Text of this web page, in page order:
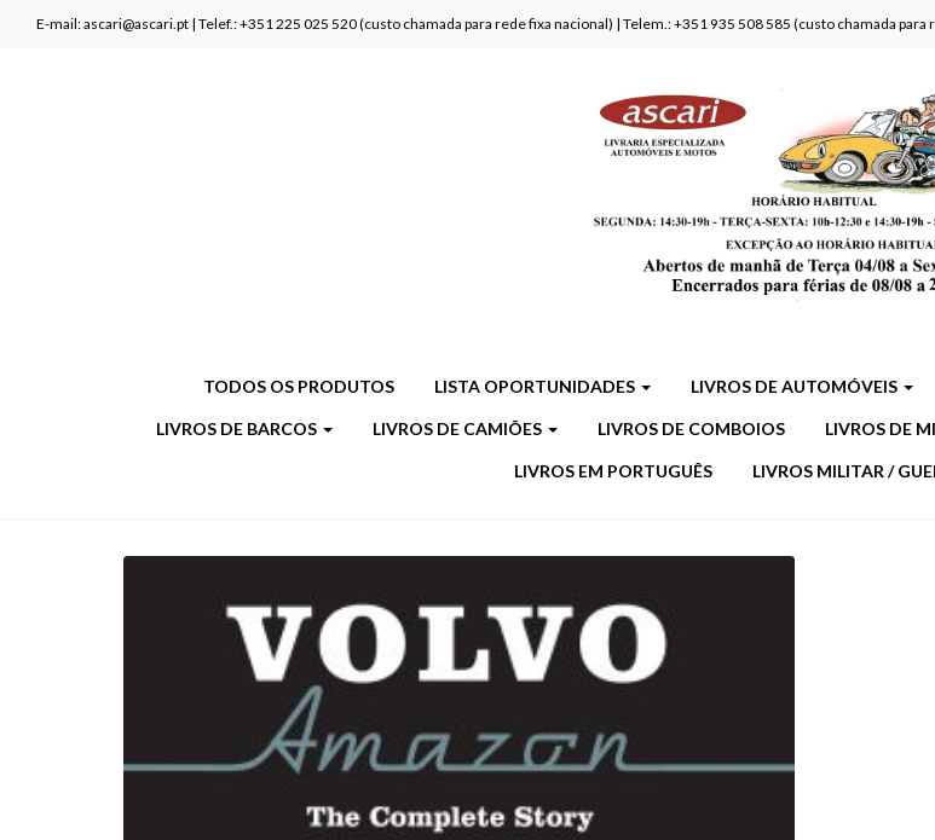
E-mail: ascari@ascari.pt | Telef.: +351 225 025 520 (custo chamada para rede fixa nacional) | Telem.: +351 935 508 585 (custo chamada para
TODOS OS PRODUTOS LISTA OPORTUNIDADES LIVROS DE AUTOMÓVEIS
LIVROS DE BARCOS LIVROS DE CAMIÕES LIVROS DE COMBOIOS LIVROS DE
LIVROS EM PORTUGUÊS LIVROS MILITAR /